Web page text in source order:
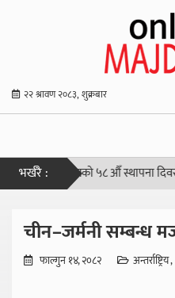
२२ श्रावण २०८३, शुक्रबार
भर्खरै :
किसान सङ्घको ५८ औँ स्थापना दिवस
चीन–जर्मनी सम्बन्ध
फाल्गुन १४, २०८२ अन्तर्राष्ट्रिय